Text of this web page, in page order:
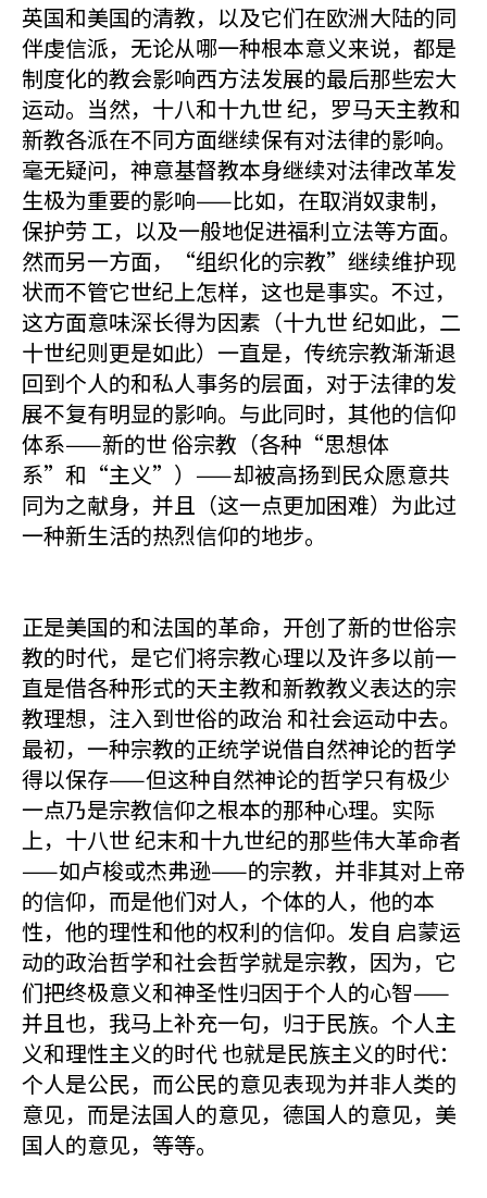
英国和美国的清教，以及它们在欧洲大陆的同
伴虔信派，无论从哪一种根本意义来说，都是
制度化的教会影响西方法发展的最后那些宏大
运动。当然，十八和十九世 纪，罗马天主教和
新教各派在不同方面继续保有对法律的影响。
毫无疑问，神意基督教本身继续对法律改革发
生极为重要的影响——比如，在取消奴隶制，
保护劳 工，以及一般地促进福利立法等方面。
然而另一方面，“组织化的宗教”继续维护现
状而不管它世纪上怎样，这也是事实。不过，
这方面意味深长得为因素（十九世 纪如此，二
十世纪则更是如此）一直是，传统宗教渐渐退
回到个人的和私人事务的层面，对于法律的发
展不复有明显的影响。与此同时，其他的信仰
体系——新的世 俗宗教（各种“思想体
系”和“主义”）——却被高扬到民众愿意共
同为之献身，并且（这一点更加困难）为此过
一种新生活的热烈信仰的地步。
正是美国的和法国的革命，开创了新的世俗宗
教的时代，是它们将宗教心理以及许多以前一
直是借各种形式的天主教和新教教义表达的宗
教理想，注入到世俗的政治 和社会运动中去。
最初，一种宗教的正统学说借自然神论的哲学
得以保存——但这种自然神论的哲学只有极少
一点乃是宗教信仰之根本的那种心理。实际
上，十八世 纪末和十九世纪的那些伟大革命者
——如卢梭或杰弗逊——的宗教，并非其对上帝
的信仰，而是他们对人，个体的人，他的本
性，他的理性和他的权利的信仰。发自 启蒙运
动的政治哲学和社会哲学就是宗教，因为，它
们把终极意义和神圣性归因于个人的心智——
并且也，我马上补充一句，归于民族。个人主
义和理性主义的时代 也就是民族主义的时代：
个人是公民，而公民的意见表现为并非人类的
意见，而是法国人的意见，德国人的意见，美
国人的意见，等等。